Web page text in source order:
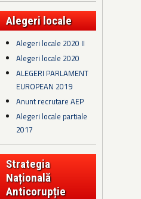
Alegeri locale
Alegeri locale 2020 II
Alegeri locale 2020
ALEGERI PARLAMENT
EUROPEAN 2019
Anunt recrutare AEP
Alegeri locale partiale
2017
Strategia
Națională
Anticorupție